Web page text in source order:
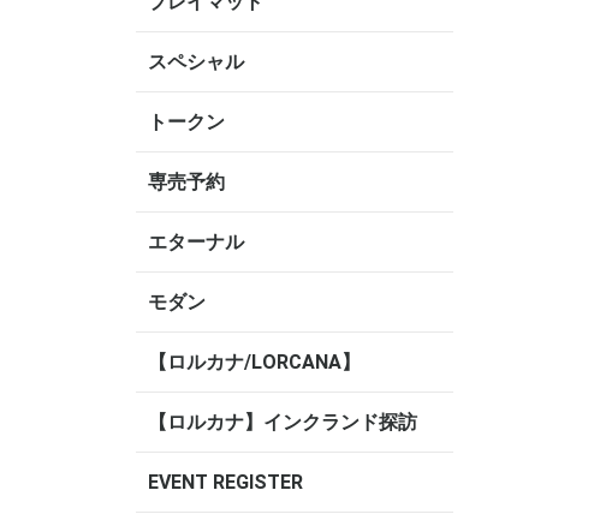
スペシャル
トークン
専売予約
エターナル
モダン
【ロルカナ/LORCANA】
【ロルカナ】インクランド探訪
EVENT REGISTER